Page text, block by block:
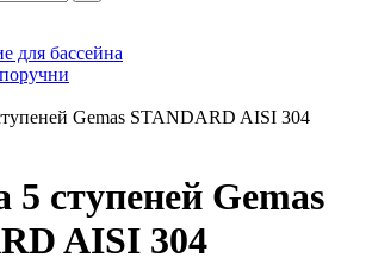
для бассейна
Gemas STANDARD AISI 304
5 ступеней Gemas
AISI 304